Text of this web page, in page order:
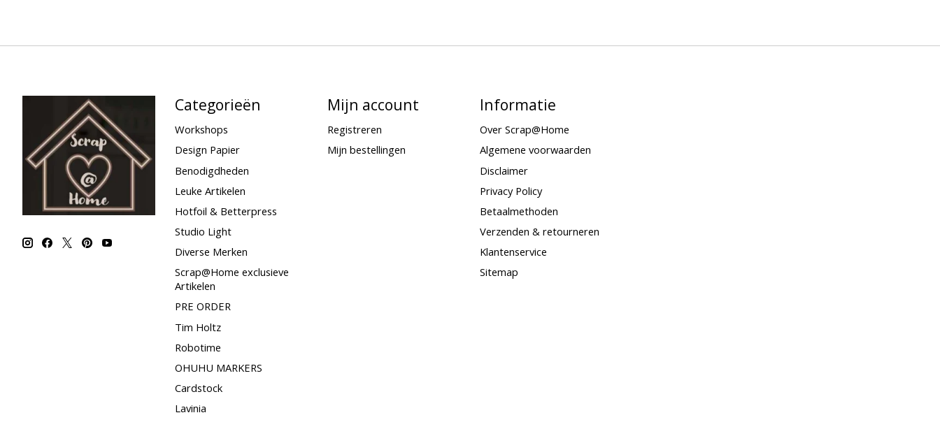
Categorieën
Workshops
Design Papier
Benodigdheden
Leuke Artikelen
Hotfoil & Betterpress
Studio Light
Diverse Merken
Scrap@Home exclusieve
Artikelen
PRE ORDER
Tim Holtz
Robotime
OHUHU MARKERS
Cardstock
Lavinia
Mijn account
Registreren
Mijn bestellingen
Informatie
Over Scrap@Home
Algemene voorwaarden
Disclaimer
Privacy Policy
Betaalmethoden
Verzenden & retourneren
Klantenservice
Sitemap